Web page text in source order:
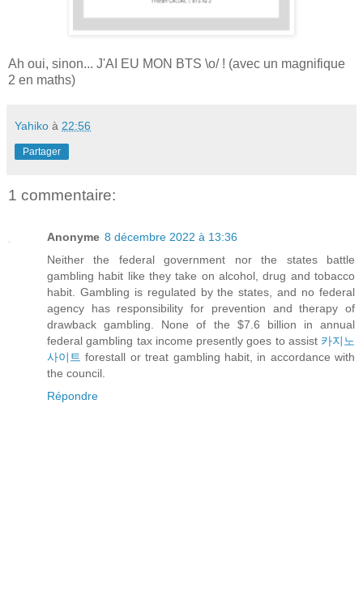
Ah oui, sinon... J'AI EU MON BTS \o/ ! (avec un magnifique
2 en maths)
Yahiko à 22:56
Partager
1 commentaire:
Anonyme 8 décembre 2022 à 13:36
Neither the federal government nor the states battle
gambling habit like they take on alcohol, drug and tobacco
habit. Gambling is regulated by the states, and no federal
agency has responsibility for prevention and therapy of
drawback gambling. None of the $7.6 billion in annual
federal gambling tax income presently goes to assist 카지노
사이트 forestall or treat gambling habit, in accordance with
the council.
Répondre